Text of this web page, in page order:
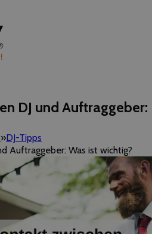
DJ und Auftraggeber:
DJ-Tipps
Auftraggeber: Was ist wichtig?